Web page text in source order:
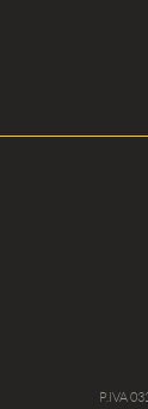
P.IVA